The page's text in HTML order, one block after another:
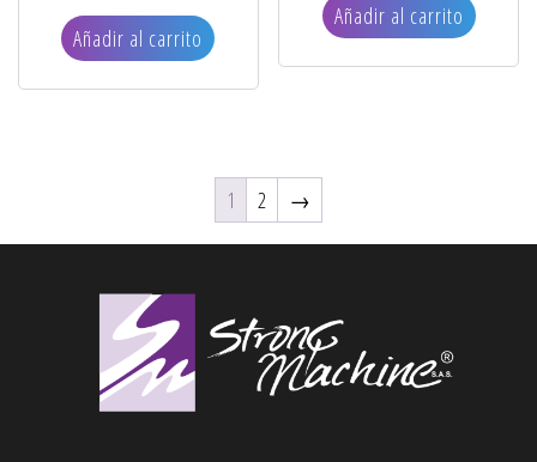
Añadir al carrito
Añadir al carrito
1 2 →